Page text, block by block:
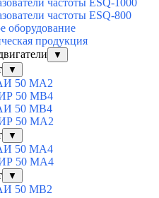
частоты ESQ-1000
частоты ESQ-800
оборудование
продукция
▼
▼
50 МА2
50 МВ4
50 МB4
50 МА2
▼
50 МА4
50 MA4
▼
50 МB2